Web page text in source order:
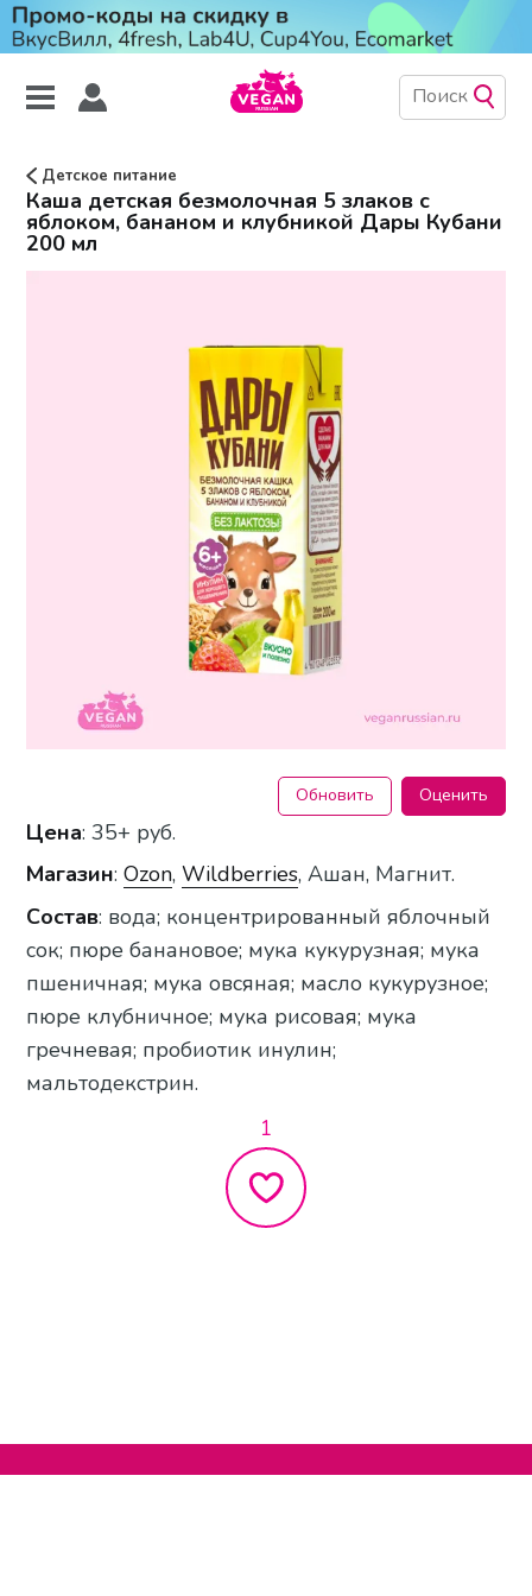
Детское питание
Каша детская безмолочная 5 злаков с
яблоком, бананом и клубникой Дары Кубани
200 мл
Обновить Оценить
Цена: 35+ руб.
Магазин:Ozon,Wildberries, Ашан, Магнит.
Состав: вода; концентрированный яблочный
сок; пюре банановое; мука кукурузная; мука
пшеничная; мука овсяная; масло кукурузное;
пюре клубничное; мука рисовая; мука
гречневая; пробиотик инулин;
мальтодекстрин.
1